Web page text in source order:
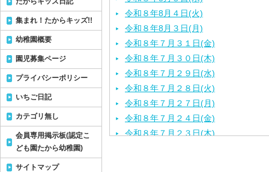
令和８年8月４日(火)
令和８年8月３日(月)
令和８年７月３１日(金)
令和８年７月３０日(木)
令和８年７月２９日(水)
令和８年７月２８日(火)
令和８年７月２７日(月)
令和８年７月２４日(金)
令和８年７月２３日(木)
集まれ！たからキッズ!!
幼稚園概要
園児募集ページ
プライバシーポリシー
いちご日記
カテゴリ無し
会員専用掲示板(認定こ
ども園たから幼稚園)
サイトマップ